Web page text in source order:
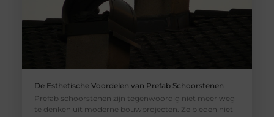
De Esthetische Voordelen van Prefab Schoorstenen
Prefab schoorstenen zijn tegenwoordig niet meer weg
te denken uit moderne bouwprojecten. Ze bieden niet